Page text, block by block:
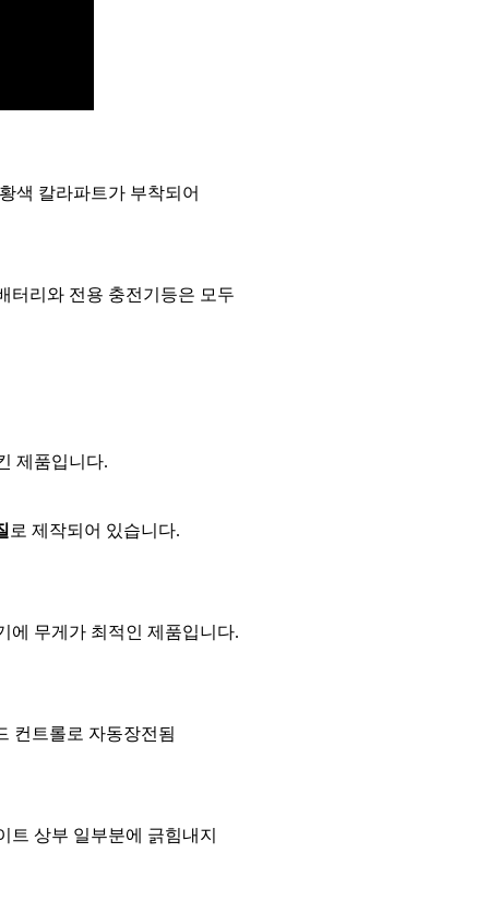
색 칼라파트가 부착되어
터리와 전용 충전기등은 모두
제품입니다.
로 제작되어 있습니다.
에 무게가 최적인 제품입니다.
컨트롤로 자동장전됨
트 상부 일부분에 긁힘내지